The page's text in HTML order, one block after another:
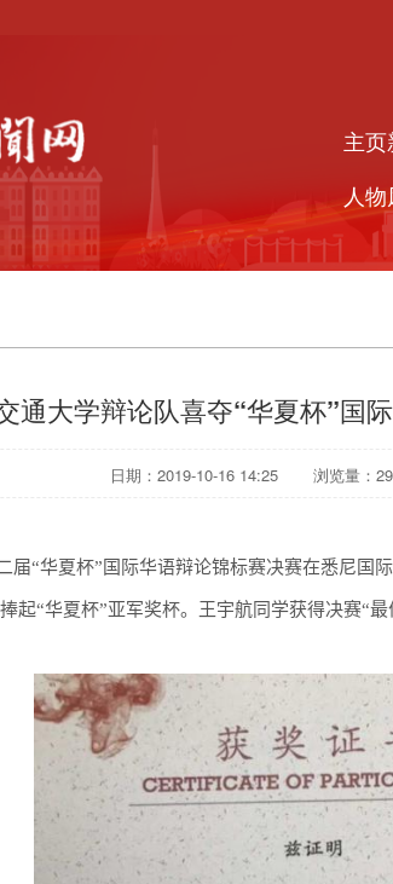
主
人
通大学辩论队喜夺“华夏杯”国
日期：2019-10-16 14:25 浏览量：
届“华夏杯”国际华语辩论锦标赛决赛在悉尼国
起“华夏杯”亚军奖杯。王宇航同学获得决赛“